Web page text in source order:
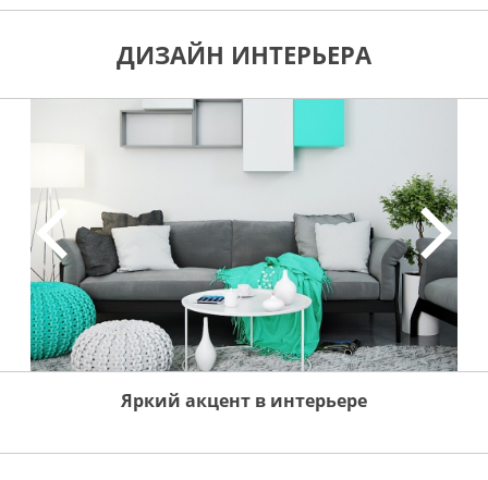
ДИЗАЙН ИНТЕРЬЕРА
Яркий акцент в интерьере